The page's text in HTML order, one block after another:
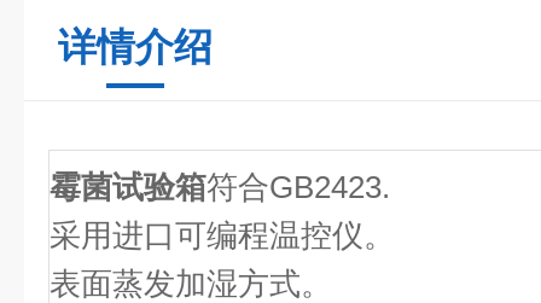
详情介绍
霉菌试验箱符合GB2423.
采用进口可编程温控仪。
表面蒸发加湿方式。